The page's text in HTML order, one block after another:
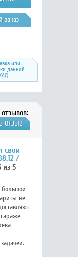
заказ
или
данной
ОТЗЫВ
свои
из 5
большой
не